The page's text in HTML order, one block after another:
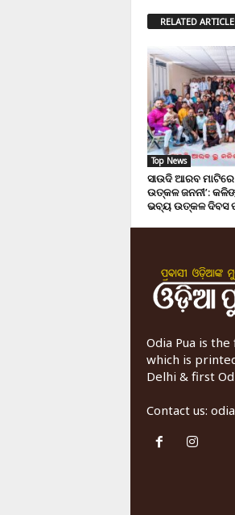
RELATED
Top News
ସାଉଦି ଆରବ ମାଟିରେ
ଉତ୍କଳ ଜନନୀ’:
ଭବ୍ୟ ଉତ୍କଳ ଦିବସ
Odia Pua is
which is
Delhi & first
Contact us: